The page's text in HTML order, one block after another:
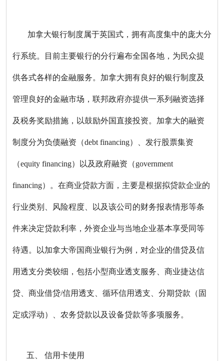
加拿大银行制度属于英国式，拥有高度集中的庞大分
行系统。目前主要银行的分行遍布全国各地，为民众提
供各式各样的金融服务。加拿大拥有良好的银行制度及
管理良好的金融市场，联邦政府亦提供一系列融资选择
及税务奖励措施，以鼓励外国直接投资。加拿大的融资
制度分为负债融资（debt financing）、发行股票集资
（equity financing）以及政府融资（government
financing）。在商业贷款方面，主要是根据拟贷款企业的
行业类别、风险程度、以及该公司的财务报表情形等条
件来决定贷款利率，外资企业与当地企业基本享受同等
待遇。以加拿大帝国商业银行为例，对企业的借贷及信
用透支分类较细，包括小型商业透支服务、商业捷达信
贷、商业借贷/信用透支、循环信用透支、分期贷款（固
定或浮动）、农务贷款以及设备贷款等多项服务。
五、 信用卡使用